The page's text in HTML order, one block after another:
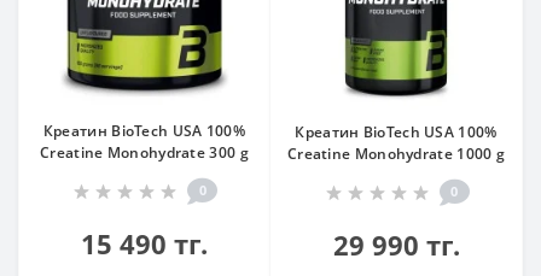
Креатин BioTech USA 100%
Creatine Monohydrate 300 g
0
15 490 тг.
Креатин BioTech USA 100%
Creatine Monohydrate 1000 g
0
29 990 тг.